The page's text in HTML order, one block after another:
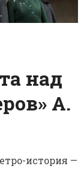
над
А.
история —